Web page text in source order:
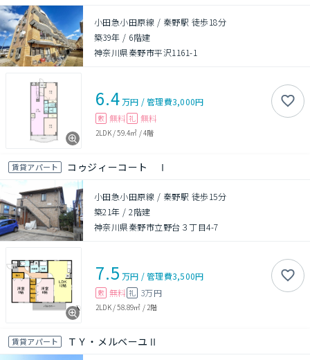
小田急小田原線 / 秦野駅 徒歩18分
築39年 / 6階建
神奈川県秦野市平沢1161-1
6.4万円 /管理費3,000円
敷 無料 礼 無料
2LDK/59.4㎡ /4階
賃貸アパート コゥジィーコート Ⅰ
小田急小田原線 / 秦野駅 徒歩15分
築21年 /2階建
神奈川県秦野市立野台３丁目4-7
7.5 万円 /管理費3,500円
敷 無料 礼 3万円
2LDK/58.89㎡ / 2階
賃貸アパート ＴＹ・メルベーユⅡ